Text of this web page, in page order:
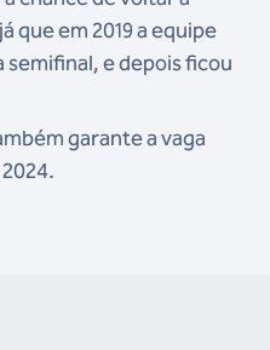
que em 2019 a equipe
semifinal, e depois ficou
garante a vaga